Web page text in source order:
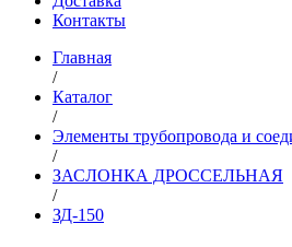
Контакты
Главная
/
Каталог
/
Элементы трубопровода и
/
ЗАСЛОНКА ДРОССЕЛЬНАЯ
/
ЗД-150